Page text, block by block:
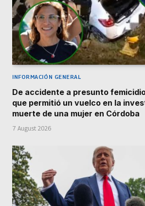
INFORMACIÓN GENERAL
De accidente a presunto
que permitió un vuelco en la
muerte de una mujer en Córdoba
7 August 2026